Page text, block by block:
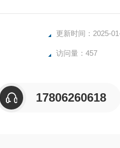
更新时间：2025-
访问量：457
17806260618